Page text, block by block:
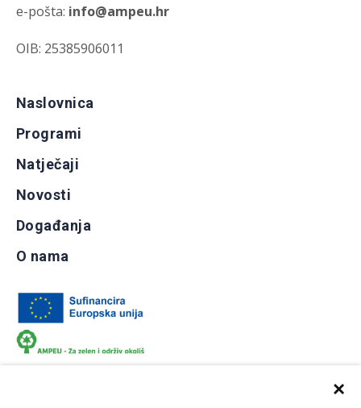
×
e-pošta: info@ampeu.hr
OIB: 25385906011
Naslovnica
Programi
Natječaji
Novosti
Događanja
O nama